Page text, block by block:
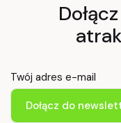
Twój adres e-mail
Dołącz do